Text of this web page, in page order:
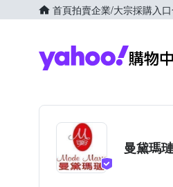
首頁拍賣企業/大宗採購入口
曼黛瑪